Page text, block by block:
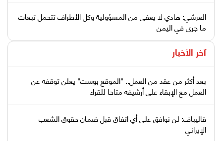
العرشي: هادي لا يعفى من المسؤولية وكل الأطراف تتحمل تبعات
ما جرى في اليمن
آخر الأخبار
بعد أكثر من عقد من العمل.. "الموقع بوست" يعلن توقفه عن
العمل مع الإبقاء على أرشيفه متاحا للقراء
قاليباف: لن نوافق على أي اتفاق قبل ضمان حقوق الشعب
الإيراني